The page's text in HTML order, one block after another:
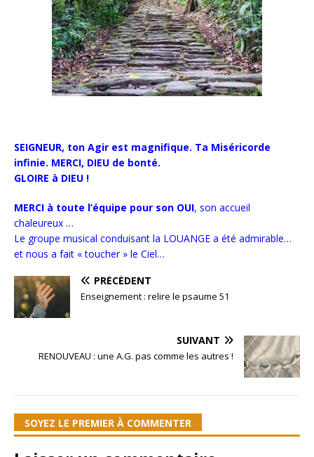
SEIGNEUR, ton Agir est magnifique. Ta Miséricorde
infinie. MERCI, DIEU de bonté.
GLOIRE à DIEU !
MERCI à toute l’équipe pour son OUI, son accueil
chaleureux …
Le groupe musical conduisant la LOUANGE a été admirable…
et nous a fait « toucher » le Ciel…
PRÉCÉDENT
Enseignement : relire le psaume 51
SUIVANT
RENOUVEAU : une A.G. pas comme les autres !
SOYEZ LE PREMIER À COMMENTER